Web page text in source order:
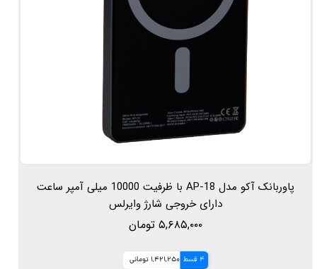
پاوربانک آکو مدل AP-18 با ظرفیت 10000 میلی آمپر ساعت
دارای خروجی شارژ وایرلس
۵,۶۸۵,۰۰۰ تومان
4 قسط 1,421,250 تومانی